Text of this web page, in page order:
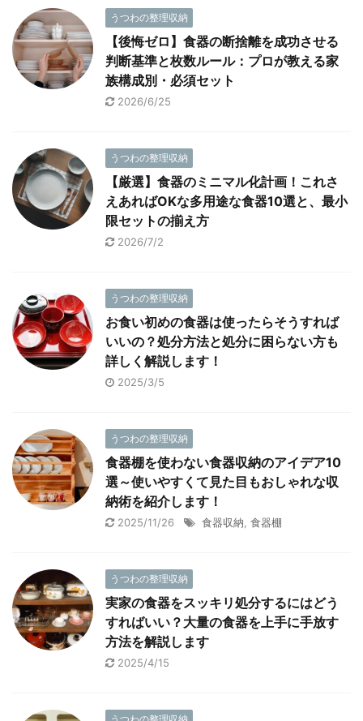
うつわの整理収納
【後悔ゼロ】食器の断捨離を成功させる
判断基準と枚数ルール：プロが教える家
族構成別・必須セット
2026/6/25
うつわの整理収納
【厳選】食器のミニマル化計画！これさ
えあればOKな多用途な食器10選と、最小
限セットの揃え方
2026/7/2
うつわの整理収納
お食い初めの食器は使ったらそうすれば
いいの？処分方法と処分に困らない方も
詳しく解説します！
2025/3/5
うつわの整理収納
食器棚を使わない食器収納のアイデア10
選～使いやすくて見た目もおしゃれな収
納術を紹介します！
2025/11/26 食器収納 食器棚
うつわの整理収納
実家の食器をスッキリ処分するにはどう
すればいい？大量の食器を上手に手放す
方法を解説します
2025/4/15